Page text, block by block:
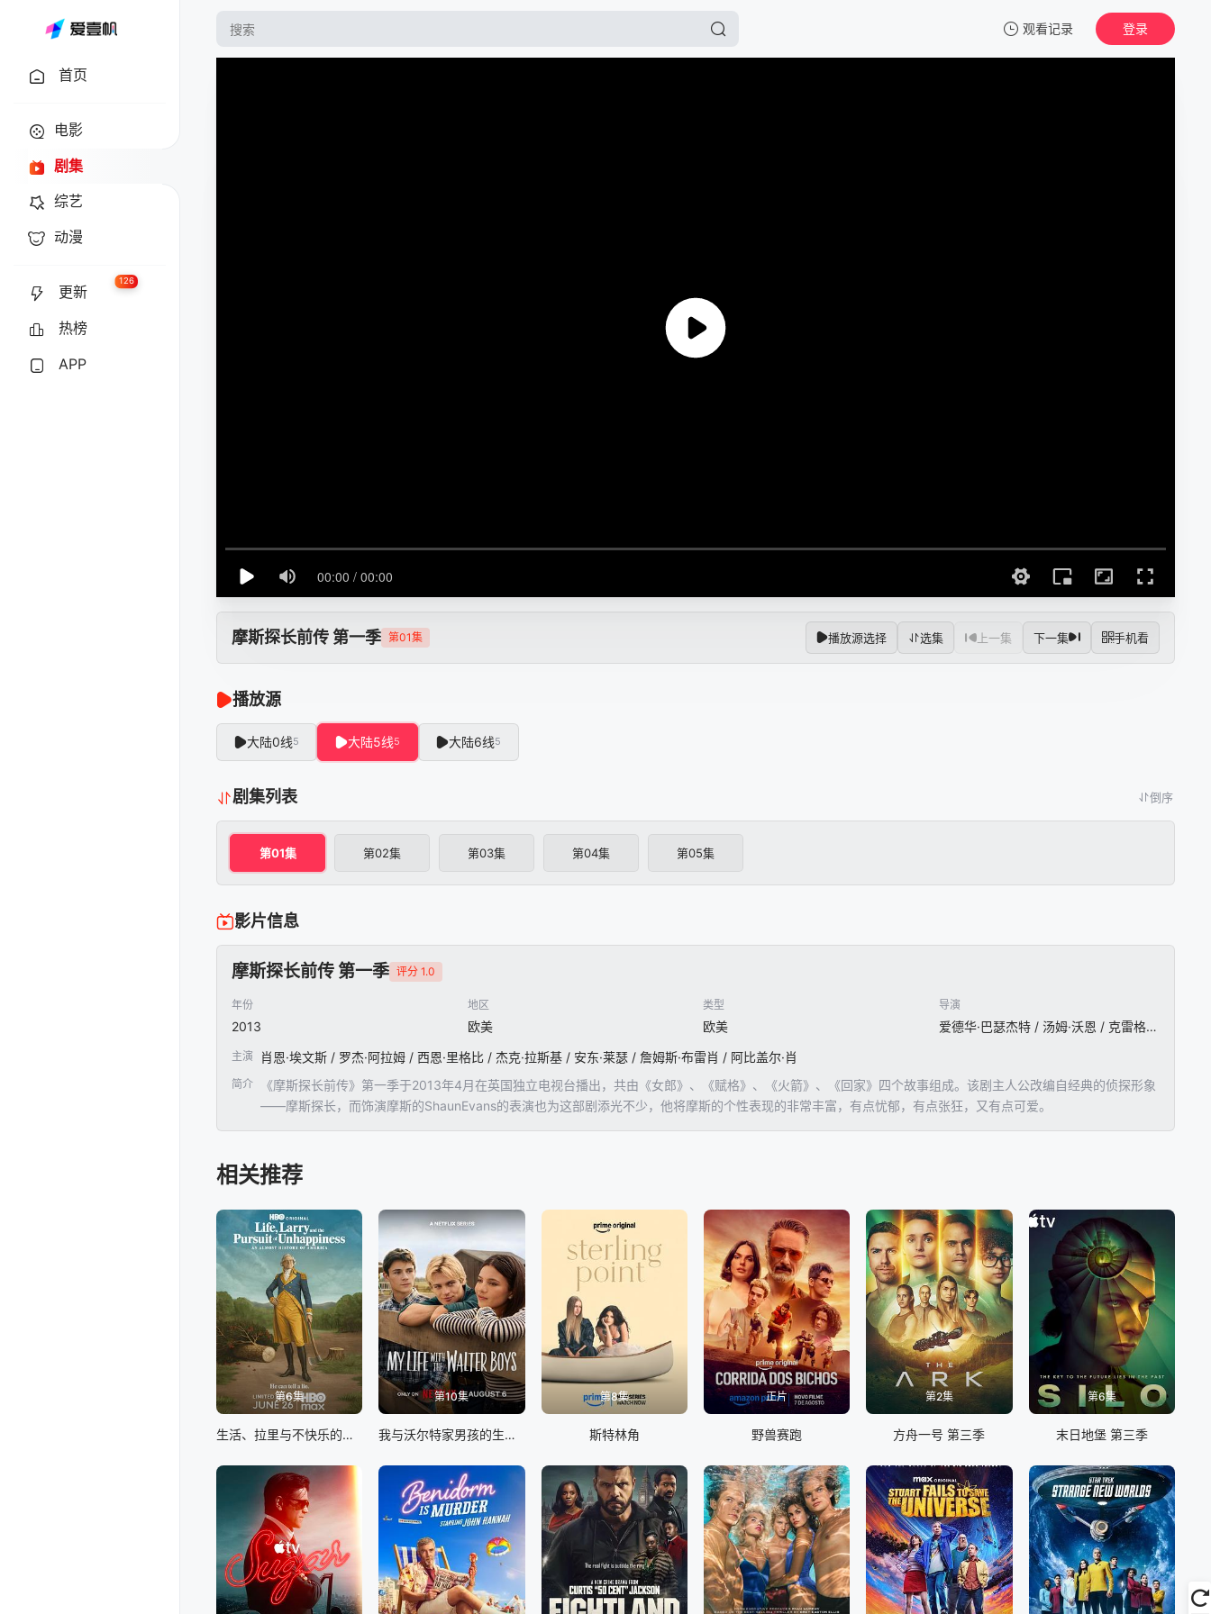
观看记录 登录
首页
电影
剧集
综艺
动漫
更新
126
热榜
APP
摩斯探长前传 第一季 第01集 播放源选择 选集 上一集 下一集 手机看
播放源
大陆0线5 大陆5线5 大陆6线5
剧集列表 倒序
第01集 第02集 第03集 第04集 第05集
影片信息
摩斯探长前传 第一季 评分 1.0
年份
2013
地区
欧美
类型
欧美
导演
爱德华·巴瑟杰特 / 汤姆·沃恩 / 克雷格·比贝洛斯 / 柯尔姆·麦卡锡
主演 肖恩·埃文斯 / 罗杰·阿拉姆 / 西恩·里格比 / 杰克·拉斯基 / 安东·莱瑟 / 詹姆斯·布雷肖 / 阿比盖尔·肖
简介
《摩斯探长前传》第一季于2013年4月在英国独立电视台播出，共由《女郎》、《赋格》、《火箭》、《回家》四个故事组成。该剧主人公改编自经典的侦探形象
——摩斯探长，而饰演摩斯的ShaunEvans的表演也为这部剧添光不少，他将摩斯的个性表现的非常丰富，有点忧郁，有点张狂，又有点可爱。
相关推荐
第6集
生活、拉里与不快乐的追求：一部美国史
第10集
我与沃尔特家男孩的生活 第三季
第8集
斯特林角
正片
野兽赛跑
第2集
方舟一号 第三季
第6集
末日地堡 第三季